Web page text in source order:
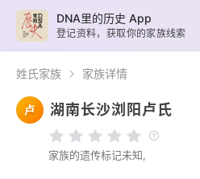
姓氏家族 家族详情
卢 湖南长沙浏阳卢氏
家族的遗传标记未知,
DNA里的历史 App
登记资料，获取你的家族线索